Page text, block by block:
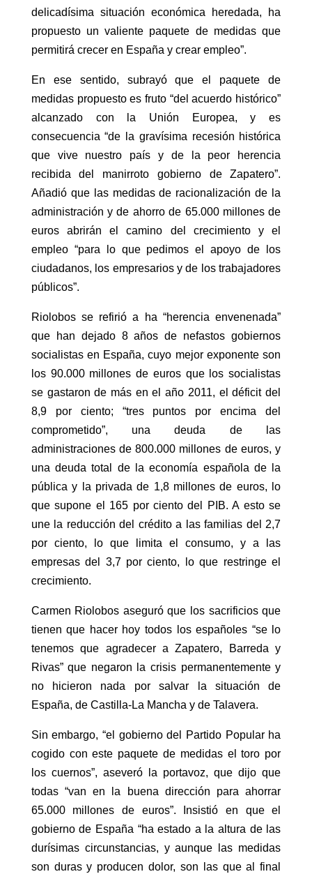
delicadísima situación económica heredada, ha
propuesto un valiente paquete de medidas que
permitirá crecer en España y crear empleo”.
En ese sentido, subrayó que el paquete de
medidas propuesto es fruto “del acuerdo histórico”
alcanzado con la Unión Europea, y es
consecuencia “de la gravísima recesión histórica
que vive nuestro país y de la peor herencia
recibida del manirroto gobierno de Zapatero”.
Añadió que las medidas de racionalización de la
administración y de ahorro de 65.000 millones de
euros abrirán el camino del crecimiento y el
empleo “para lo que pedimos el apoyo de los
ciudadanos, los empresarios y de los trabajadores
públicos”.
Riolobos se refirió a ha “herencia envenenada”
que han dejado 8 años de nefastos gobiernos
socialistas en España, cuyo mejor exponente son
los 90.000 millones de euros que los socialistas
se gastaron de más en el año 2011, el déficit del
8,9 por ciento; “tres puntos por encima del
comprometido”, una deuda de las
administraciones de 800.000 millones de euros, y
una deuda total de la economía española de la
pública y la privada de 1,8 millones de euros, lo
que supone el 165 por ciento del PIB. A esto se
une la reducción del crédito a las familias del 2,7
por ciento, lo que limita el consumo, y a las
empresas del 3,7 por ciento, lo que restringe el
crecimiento.
Carmen Riolobos aseguró que los sacrificios que
tienen que hacer hoy todos los españoles “se lo
tenemos que agradecer a Zapatero, Barreda y
Rivas” que negaron la crisis permanentemente y
no hicieron nada por salvar la situación de
España, de Castilla-La Mancha y de Talavera.
Sin embargo, “el gobierno del Partido Popular ha
cogido con este paquete de medidas el toro por
los cuernos”, aseveró la portavoz, que dijo que
todas “van en la buena dirección para ahorrar
65.000 millones de euros”. Insistió en que el
gobierno de España “ha estado a la altura de las
durísimas circunstancias, y aunque las medidas
son duras y producen dolor, son las que al final